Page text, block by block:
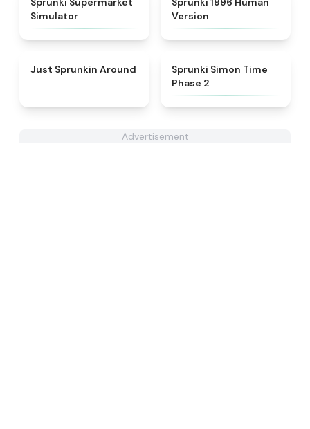
Simulator
Version
4.6
Just Sprunkin Around
Sprunki Simon Time
Phase 2
Advertisement